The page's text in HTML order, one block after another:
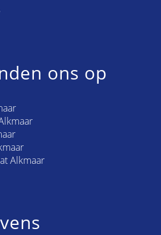
ons op
Alkmaar